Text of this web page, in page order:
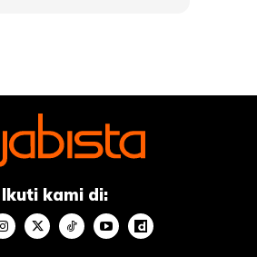
Ikuti kami di: